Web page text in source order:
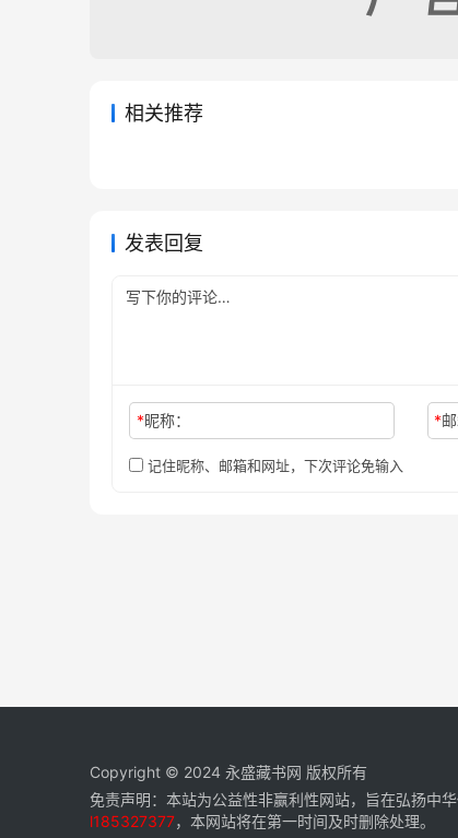
相关推荐
发表回复
*昵称： *邮
记住昵称、邮箱和网址，下次评论免输入
Copyright © 2024 永盛藏书网 版权所有
免责声明：本站为公益性非赢利性网站，旨在弘扬中
l185327377，本网站将在第一时间及时删除处理。